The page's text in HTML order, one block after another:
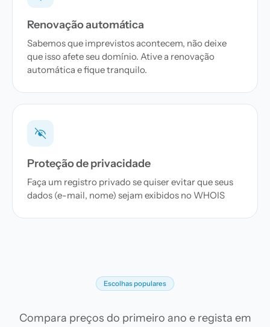
Renovação automática
Sabemos que imprevistos acontecem, não deixe
que isso afete seu domínio. Ative a renovação
automática e fique tranquilo.
Proteção de privacidade
Faça um registro privado se quiser evitar que seus
dados (e-mail, nome) sejam exibidos no WHOIS
Escolhas populares
Compara preços do primeiro ano e regista em